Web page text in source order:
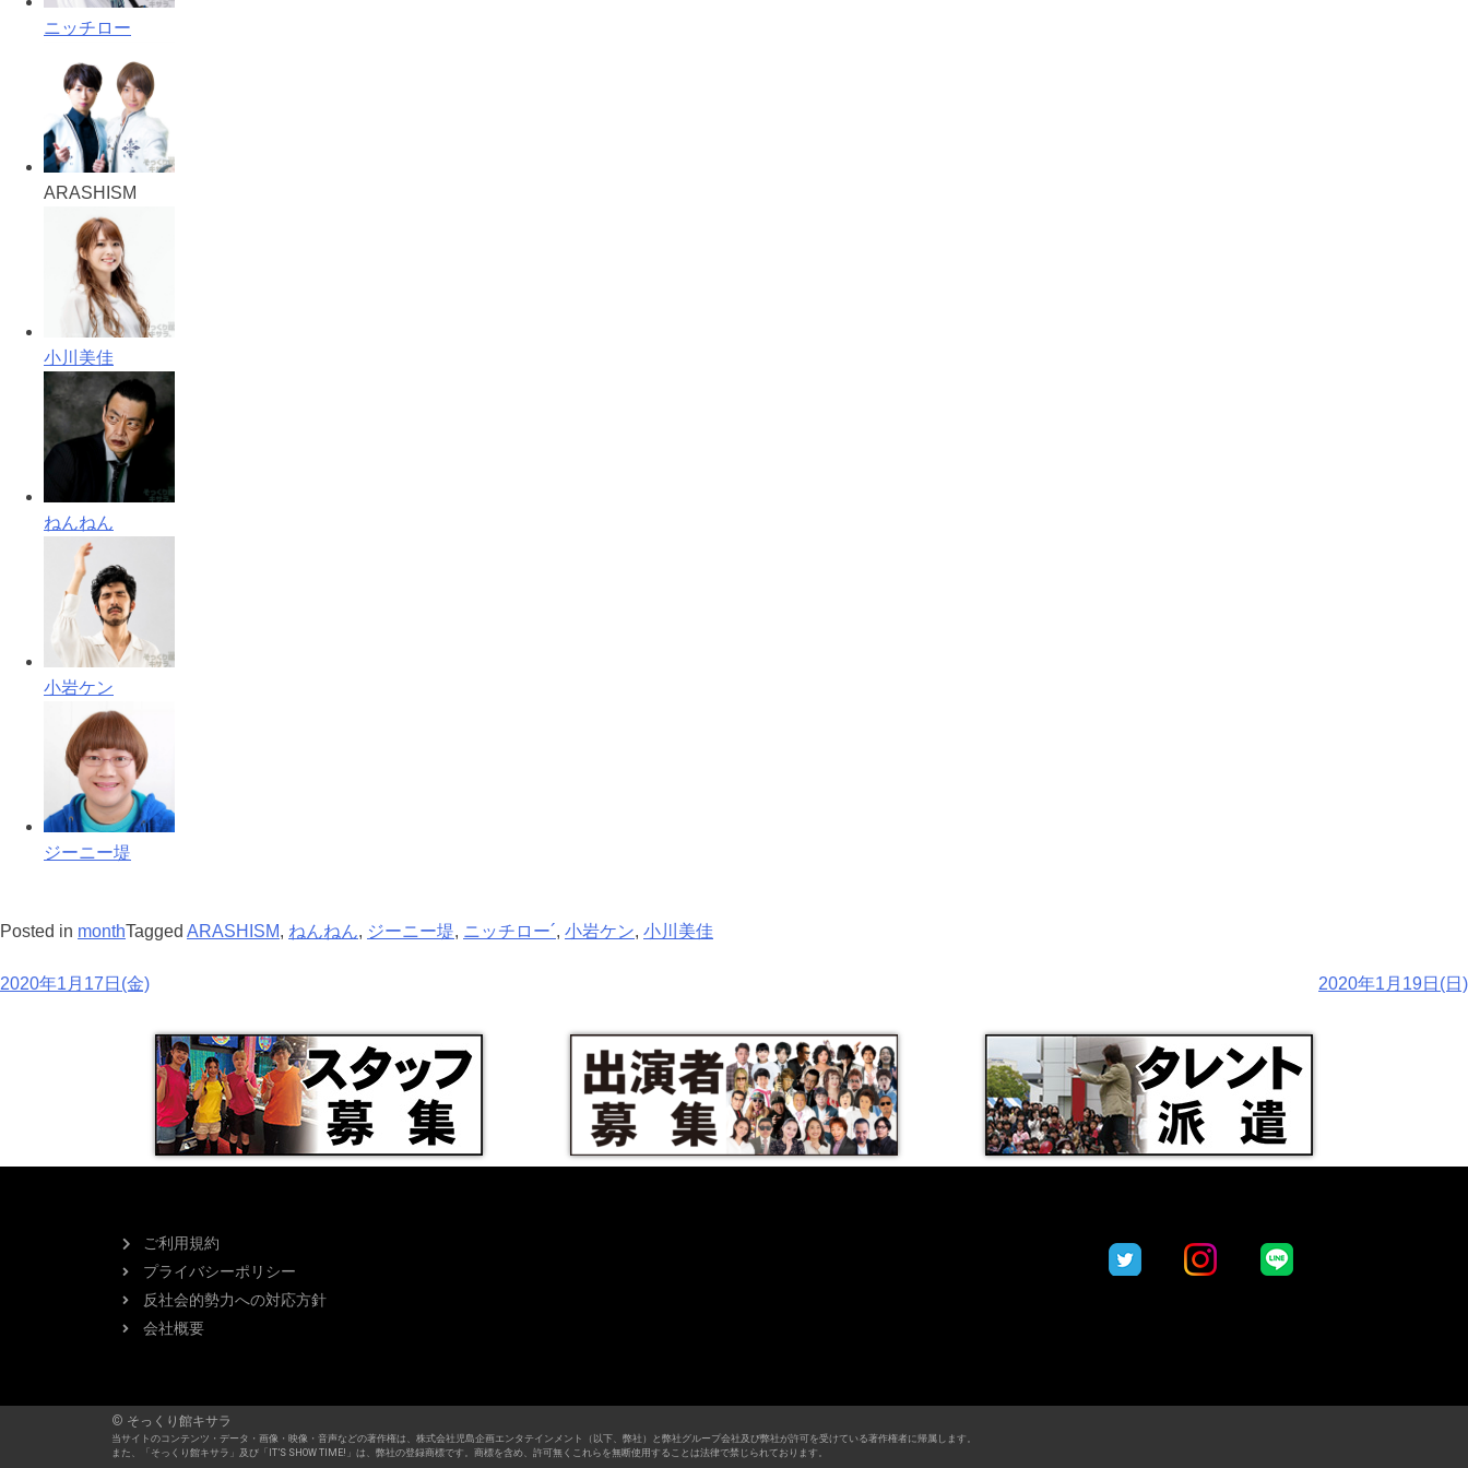
ニッチロー
ARASHISM
小川美佳
ねんねん
小岩ケン
ジーニー堤
Posted in monthTagged ARASHISM, ねんねん, ジーニー堤, ニッチロー´, 小岩ケン, 小川美佳
2020年1月17日(金) 2020年1月19日(日)
ご利用規約
プライバシーポリシー
反社会的勢力への対応方針
会社概要
© そっくり館キサラ
当サイトのコンテンツ・データ・画像・映像・音声などの著作権は、株式会社児島企画エンタテインメント（以下、弊社）と弊社グループ会社及び弊社が許可を受けている著作権者に帰属します。
また、「そっくり館キサラ」及び「IT’S SHOW TIME!」は、弊社の登録商標です。商標を含め、許可無くこれらを無断使用することは法律で禁じられております。